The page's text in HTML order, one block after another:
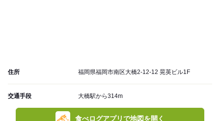
住所 福岡県福岡市南区大橋2-12-12 晃英ビル1F
交通手段 大橋駅から314m
食べログアプリで地図を開く